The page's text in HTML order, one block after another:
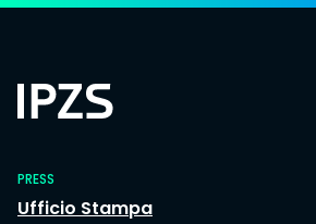
PRESS
Ufficio Stampa